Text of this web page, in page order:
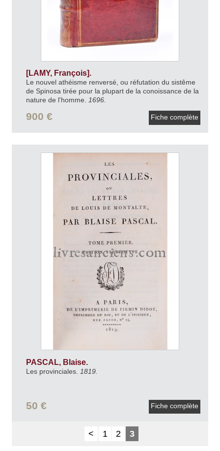
[LAMY, François].
Le nouvel athéisme renversé, ou réfutation du sistême
de Spinosa tirée pour la plupart de la conoissance de la
nature de l'homme. 1696.
900 € Fiche complète
PASCAL, Blaise.
Les provinciales. 1819.
50 € Fiche complète
< 1 2 3